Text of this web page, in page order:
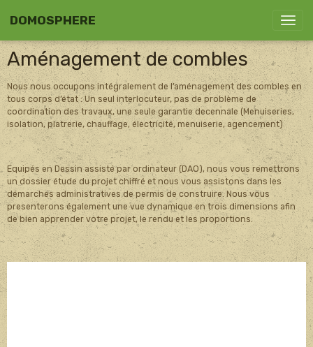
DOMOSPHERE
Aménagement de combles
Nous nous occupons intégralement de l’aménagement des combles en
tous corps d’état : Un seul interlocuteur, pas de problème de
coordination des travaux, une seule garantie decennale (Menuiseries,
isolation, platrerie, chauffage, électricité, menuiserie, agencement)
Equipés en Dessin assisté par ordinateur (DAO), nous vous remettrons
un dossier étude du projet chiffré et nous vous assistons dans les
démarches administratives de permis de construire. Nous vous
presenterons également une vue dynamique en trois dimensions afin
de bien apprender votre projet, le rendu et les proportions.